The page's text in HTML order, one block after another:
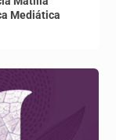
Mediática